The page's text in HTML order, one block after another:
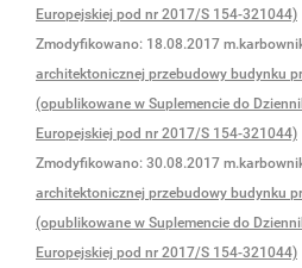
Europejskiej pod nr 2017/S 154-321044)
Zmodyfikowano: 18.08.2017
architektonicznej przebudowy budynku
(opublikowane w Suplemencie do
Europejskiej pod nr 2017/S 154-321044)
Zmodyfikowano: 30.08.2017
architektonicznej przebudowy budynku
(opublikowane w Suplemencie do
Europejskiej pod nr 2017/S 154-321044)